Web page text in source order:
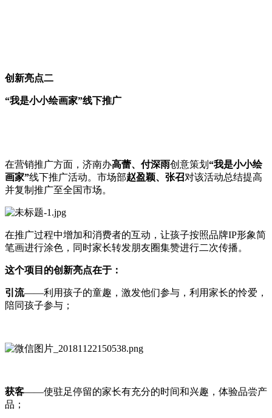
创新亮点二
“我是小小绘画家”线下推广
在营销推广方面，济南办高蕾、付深雨创意策划 “我是小小绘
画家”线下推广活动。市场部赵盈颖、 张召对该活动总结提高
并复制推广至全国市场。
在推广过程中增加和消费者的互动，让孩子按照品牌IP形象简
笔画进行涂色，同时家长转发朋友圈集赞进行二次传播。
这个项目的创新亮点在于：
引流——利用孩子的童趣，激发他们参与，利用家长的怜爱，
陪同孩子参与；
获客——使驻足停留的家长有充分的时间和兴趣，体验品尝产
品；